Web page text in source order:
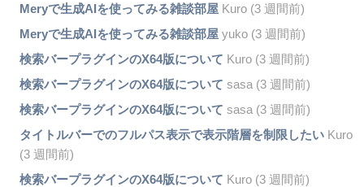
Meryで生成AIを使ってみる雑談部屋Kuro (3 週間前)
Meryで生成AIを使ってみる雑談部屋yuko (3 週間前)
検索バープラグインのX64版について Kuro (3 週間前)
検索バープラグインのX64版について sasa (3 週間前)
検索バープラグインのX64版について sasa (3 週間前)
タイトルバーでのフルパス表示で表示階層を制限したいKuro
(3 週間前)
検索バープラグインのX64版について Kuro (3 週間前)